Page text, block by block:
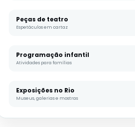
Peças de teatro
Espetáculos em cartaz
Programação infantil
Atividades para famílias
Exposições no Rio
Museus, galerias e mostras